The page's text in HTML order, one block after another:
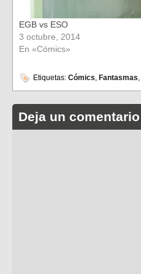
EGB vs ESO
3 octubre, 2014
En «Cómics»
Etiquetas: Cómics, Fantasmas,
Deja un comentario